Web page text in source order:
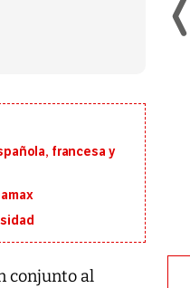
francesa y
conjunto al
y escuetas
este domingo su